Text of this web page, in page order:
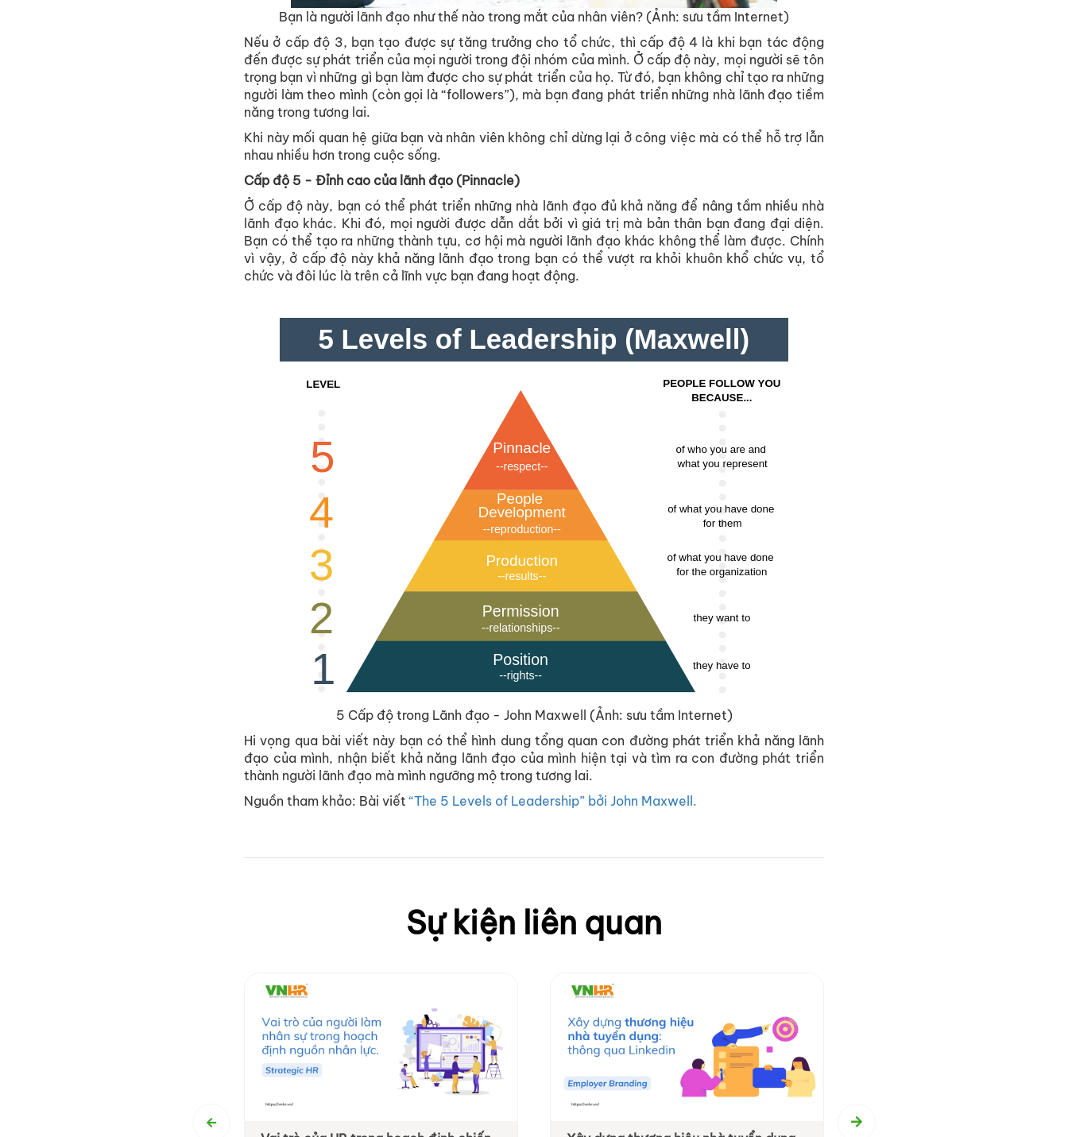
Bạn là người lãnh đạo như thế nào trong mắt của nhân viên? (Ảnh: sưu tầm Internet)
Nếu ở cấp độ 3, bạn tạo được sự tăng trưởng cho tổ chức, thì cấp độ 4 là khi bạn tác động
đến được sự phát triển của mọi người trong đội nhóm của mình. Ở cấp độ này, mọi người sẽ tôn
trọng bạn vì những gì bạn làm được cho sự phát triển của họ. Từ đó, bạn không chỉ tạo ra những
người làm theo mình (còn gọi là “followers”), mà bạn đang phát triển những nhà lãnh đạo tiềm
năng trong tương lai.
Khi này mối quan hệ giữa bạn và nhân viên không chỉ dừng lại ở công việc mà có thể hỗ trợ lẫn
nhau nhiều hơn trong cuộc sống.
Cấp độ 5 - Đỉnh cao của lãnh đạo (Pinnacle)
Ở cấp độ này, bạn có thể phát triển những nhà lãnh đạo đủ khả năng để nâng tầm nhiều nhà
lãnh đạo khác. Khi đó, mọi người được dẫn dắt bởi vì giá trị mà bản thân bạn đang đại diện.
Bạn có thể tạo ra những thành tựu, cơ hội mà người lãnh đạo khác không thể làm được. Chính
vì vậy, ở cấp độ này khả năng lãnh đạo trong bạn có thể vượt ra khỏi khuôn khổ chức vụ, tổ
chức và đôi lúc là trên cả lĩnh vực bạn đang hoạt động.
5 Cấp độ trong Lãnh đạo - John Maxwell (Ảnh: sưu tầm Internet)
Hi vọng qua bài viết này bạn có thể hình dung tổng quan con đường phát triển khả năng lãnh
đạo của mình, nhận biết khả năng lãnh đạo của mình hiện tại và tìm ra con đường phát triển
thành người lãnh đạo mà mình ngưỡng mộ trong tương lai.
Nguồn tham khảo: Bài viết“The 5 Levels of Leadership” bởi John Maxwell.
Sự kiện liên quan